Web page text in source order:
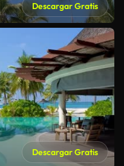
Descargar Gratis
Descargar Gratis